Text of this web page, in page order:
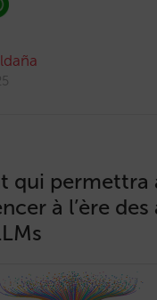
qui permettra
à l’ère des